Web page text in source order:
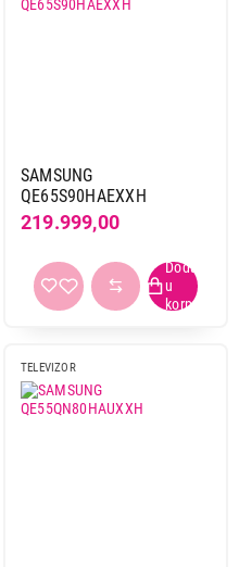
SAMSUNG
QE65S90HAEXXH
219.999,00
TELEVIZOR